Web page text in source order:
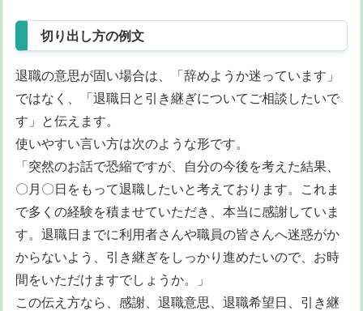
切り出し方の例文
退職の意思が固い場合は、「辞めようか迷っています」
ではなく、「退職日と引き継ぎについてご相談したいで
す」と伝えます。
使いやすい言い方は次のような形です。
「突然のお話で恐縮ですが、自分の今後を考えた結果、
〇月〇日をもって退職したいと考えております。これま
で多くの経験を積ませていただき、本当に感謝していま
す。退職日までに利用者さんや職員の皆さんへ迷惑がか
からないよう、引き継ぎをしっかり進めたいので、お時
間をいただけますでしょうか。」
この伝え方なら、感謝、退職意思、退職希望日、引き継